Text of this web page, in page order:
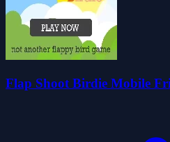
Flap Shoot Birdie Mobile